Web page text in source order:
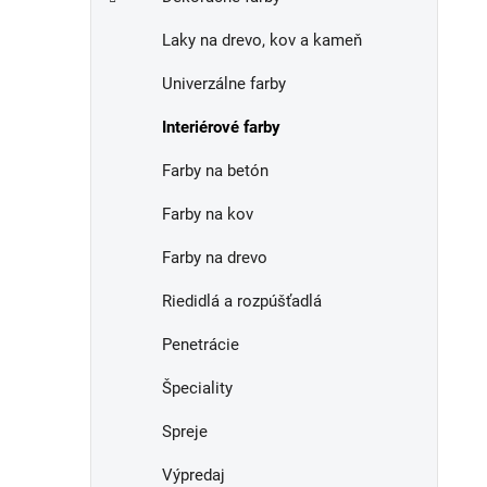
Laky na drevo, kov a kameň
Univerzálne farby
Interiérové farby
Farby na betón
Farby na kov
Farby na drevo
Riedidlá a rozpúšťadlá
Penetrácie
Špeciality
Spreje
Výpredaj